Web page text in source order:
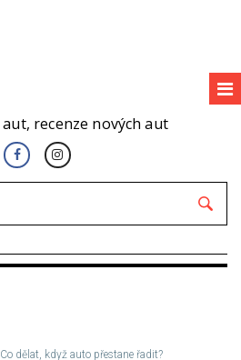
recenze nových aut
Co dělat, když auto přestane řadit?